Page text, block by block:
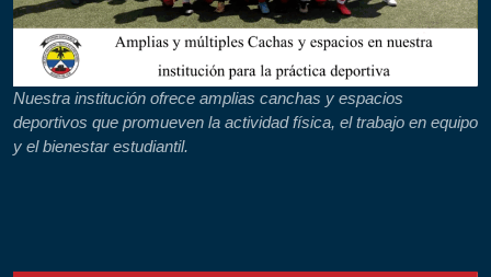
Nuestra institución ofrece amplias canchas y espacios
deportivos que promueven la actividad física, el trabajo en equipo
y el bienestar estudiantil.